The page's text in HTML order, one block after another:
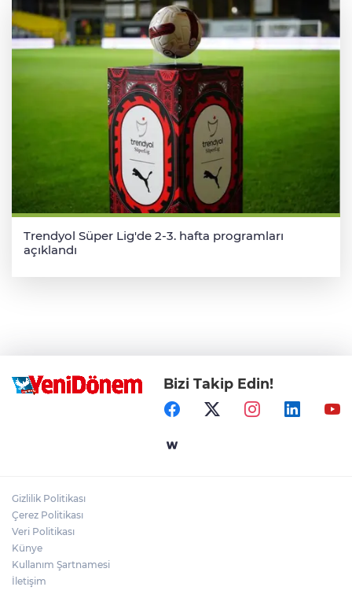
Trendyol Süper Lig'de 2-3. hafta programları
açıklandı
Bizi Takip Edin!
Gizlilik Politikası
Çerez Politikası
Veri Politikası
Künye
Kullanım Şartnamesi
İletişim